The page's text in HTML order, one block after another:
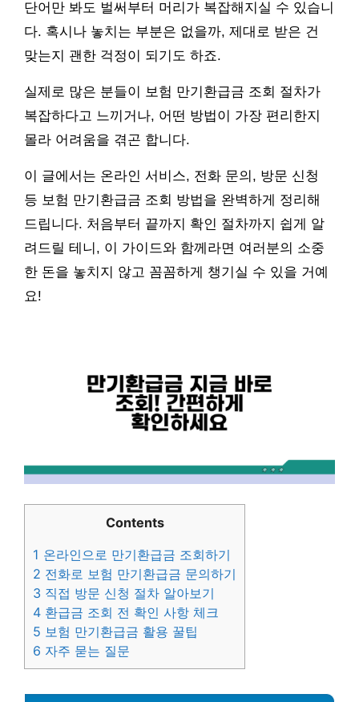
단어만 봐도 벌써부터 머리가 복잡해지실 수 있습니
다. 혹시나 놓치는 부분은 없을까, 제대로 받은 건
맞는지 괜한 걱정이 되기도 하죠.
실제로 많은 분들이 보험 만기환급금 조회 절차가
복잡하다고 느끼거나, 어떤 방법이 가장 편리한지
몰라 어려움을 겪곤 합니다.
이 글에서는 온라인 서비스, 전화 문의, 방문 신청
등 보험 만기환급금 조회 방법을 완벽하게 정리해
드립니다. 처음부터 끝까지 확인 절차까지 쉽게 알
려드릴 테니, 이 가이드와 함께라면 여러분의 소중
한 돈을 놓치지 않고 꼼꼼하게 챙기실 수 있을 거예
요!
Contents
1 온라인으로 만기환급금 조회하기
2 전화로 보험 만기환급금 문의하기
3 직접 방문 신청 절차 알아보기
4 환급금 조회 전 확인 사항 체크
5 보험 만기환급금 활용 꿀팁
6 자주 묻는 질문